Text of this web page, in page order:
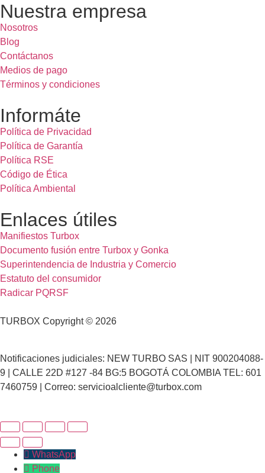
Nuestra empresa
Nosotros
Blog
Contáctanos
Medios de pago
Términos y condiciones
Informáte
Política de Privacidad
Política de Garantía
Política RSE
Código de Ética
Política Ambiental
Enlaces útiles
Manifiestos Turbox
Documento fusión entre Turbox y Gonka
Superintendencia de Industria y Comercio
Estatuto del consumidor
Radicar PQRSF
TURBOX Copyright © 2026
Notificaciones judiciales: NEW TURBO SAS | NIT 900204088-
9 | CALLE 22D #127 -84 BG:5 BOGOTÁ COLOMBIA TEL: 601
7460759 | Correo: servicioalcliente@turbox.com
WhatsApp
Phone